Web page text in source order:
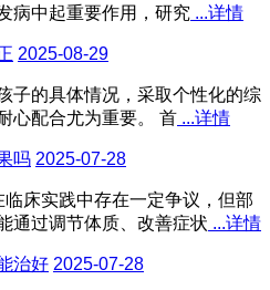
病中起重要作用，研究 ...详情
2025-08-29
子的具体情况，采取个性化的综
心配合尤为重要。 首 ...详情
吗 2025-07-28
床实践中存在一定争议，但部
通过调节体质、改善症状 ...详情
治好 2025-07-28